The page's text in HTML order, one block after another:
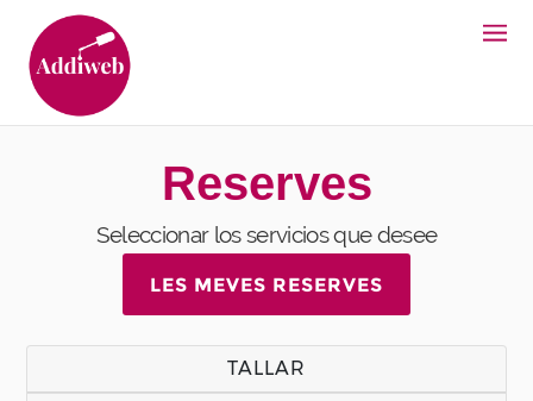
Reserves
Seleccionar los servicios que desee
LES MEVES RESERVES
TALLAR